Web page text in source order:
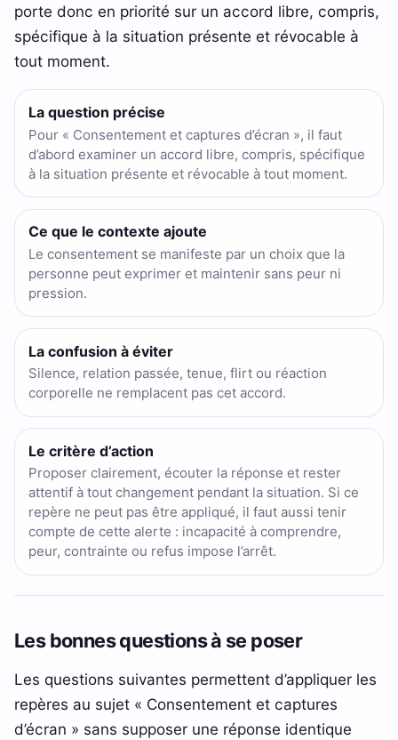
porte donc en priorité sur un accord libre, compris,
spécifique à la situation présente et révocable à
tout moment.
La question précise
Pour « Consentement et captures d’écran », il faut
d’abord examiner un accord libre, compris, spécifique
à la situation présente et révocable à tout moment.
Ce que le contexte ajoute
Le consentement se manifeste par un choix que la
personne peut exprimer et maintenir sans peur ni
pression.
La confusion à éviter
Silence, relation passée, tenue, flirt ou réaction
corporelle ne remplacent pas cet accord.
Le critère d’action
Proposer clairement, écouter la réponse et rester
attentif à tout changement pendant la situation. Si ce
repère ne peut pas être appliqué, il faut aussi tenir
compte de cette alerte : incapacité à comprendre,
peur, contrainte ou refus impose l’arrêt.
Les bonnes questions à se poser
Les questions suivantes permettent d’appliquer les
repères au sujet « Consentement et captures
d’écran » sans supposer une réponse identique